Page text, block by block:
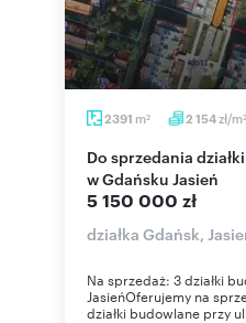
2391 m2 2 154zł/m2
Do sprzedania działki budowlane 2391 m²
w Gdańsku Jasień
5 150 000 zł
działka Gdańsk,
Na sprzedaż: 3 działki
JasieńOferujemy na
działki budowlane przy